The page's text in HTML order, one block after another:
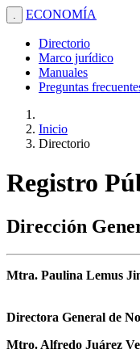
. ECONOMÍA
Directorio
Marco jurídico
Manuales
Preguntas
Inicio
Directorio
Registro
Dirección
Mtra. Paulina Lemus
Directora General de
Mtro. Alfredo Juárez